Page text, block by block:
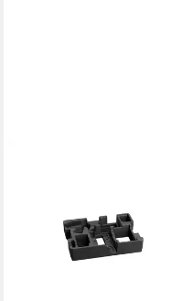
Werkzeugaufbewahrung für
GOP 12V-28/18V-28/-34/